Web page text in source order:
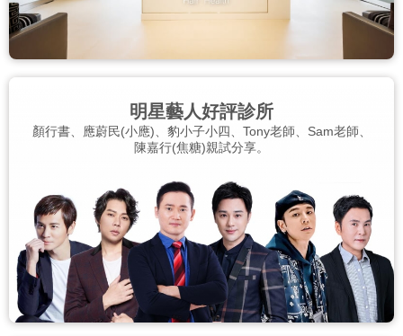
明星藝人好評診所
顏行書、應蔚民(小應)、豹小子小四、Tony老師、Sam老師、
陳嘉行(焦糖)親試分享。